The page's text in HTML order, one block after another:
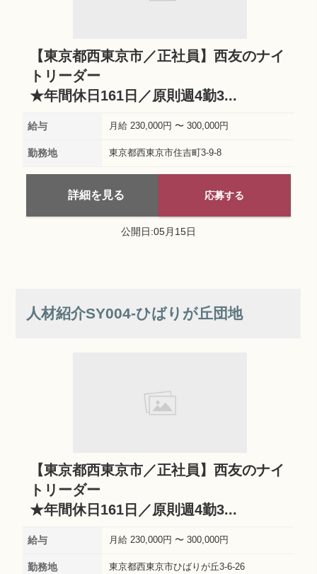
【東京都西東京市／正社員】西友のナイ
トリーダー
★年間休日161日／原則週4勤3...
給与 月給 230,000円 〜 300,000円
勤務地 東京都西東京市住吉町3-9-8
応募する
詳細を見る
公開日:05月15日
人材紹介SY004‐ひばりが丘団地
【東京都西東京市／正社員】西友のナイ
トリーダー
★年間休日161日／原則週4勤3...
給与 月給 230,000円 〜 300,000円
勤務地 東京都西東京市ひばりが丘3-6-26